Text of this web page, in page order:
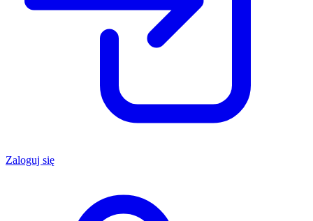
Zaloguj się